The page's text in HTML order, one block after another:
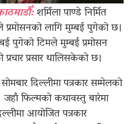
शर्मिला पाण्डे निर्मित
प्रमोसनको लागि मुम्बई पुगेको छ।
पुगेको टिमले मुम्बई प्रमोसन
प्रसार थालिसकेको छ।
दिल्लीमा पत्रकार सम्मेलको
फिल्मको कथावस्तु बारेमा
आयोजित पत्रकार